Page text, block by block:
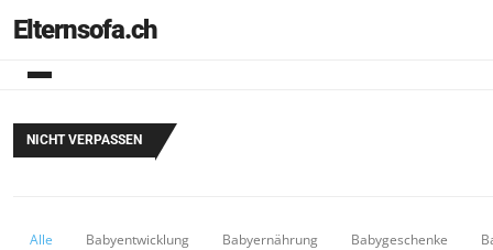
Elternsofa.ch
NICHT VERPASSEN
Alle Babyentwicklung Babyernährung Babygeschenke